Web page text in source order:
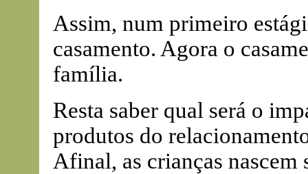
Assim, num primeiro
casamento. Agora o
família.
Resta saber qual será o
produtos do
Afinal, as crianças